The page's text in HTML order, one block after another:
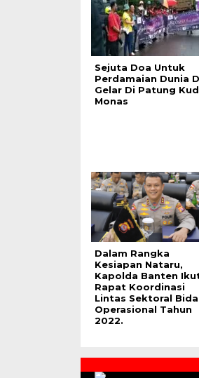
Sejuta Doa Untuk
Perdamaian Dunia
Gelar Di Patung
Monas
Dalam Rangka
Kesiapan Nataru,
Kapolda Banten
Rapat Koordinasi
Lintas Sektoral
Operasional Tahun
2022.